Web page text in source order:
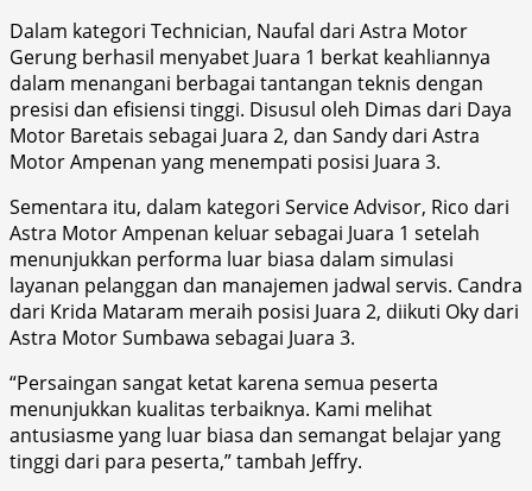
Dalam kategori Technician, Naufal dari Astra Motor
Gerung berhasil menyabet Juara 1 berkat keahliannya
dalam menangani berbagai tantangan teknis dengan
presisi dan efisiensi tinggi. Disusul oleh Dimas dari Daya
Motor Baretais sebagai Juara 2, dan Sandy dari Astra
Motor Ampenan yang menempati posisi Juara 3.
Sementara itu, dalam kategori Service Advisor, Rico dari
Astra Motor Ampenan keluar sebagai Juara 1 setelah
menunjukkan performa luar biasa dalam simulasi
layanan pelanggan dan manajemen jadwal servis. Candra
dari Krida Mataram meraih posisi Juara 2, diikuti Oky dari
Astra Motor Sumbawa sebagai Juara 3.
“Persaingan sangat ketat karena semua peserta
menunjukkan kualitas terbaiknya. Kami melihat
antusiasme yang luar biasa dan semangat belajar yang
tinggi dari para peserta,” tambah Jeffry.